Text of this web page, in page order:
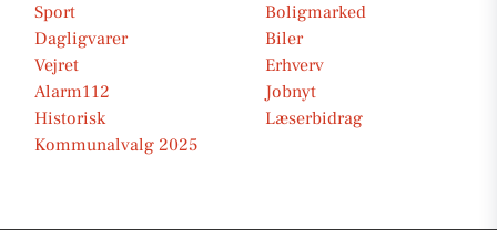
Sport
Boligmarked
Dagligvarer
Biler
Vejret
Erhverv
Alarm112
Jobnyt
Historisk
Læserbidrag
Kommunalvalg 2025